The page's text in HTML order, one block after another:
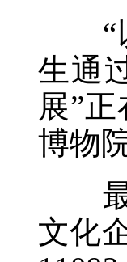
“以
生通
展”
博物
最
文化